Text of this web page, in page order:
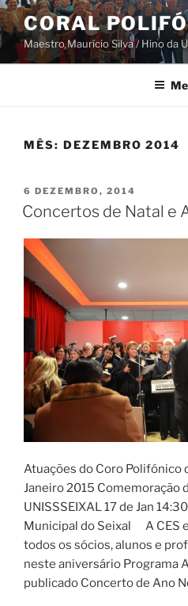
Saltar
para
o
conteúdo
CORAL
Maestro Maurício Silva / Hino da
MÊS: DEZEMBRO 2014
PUBLICADO
EM
6 DEZEMBRO, 2014
Concertos de Natal e
Atuações do Coro Polifónico
Janeiro 2015 Comemoração
UNISSSEIXAL 17 de Jan
Municipal do Seixal A CES
todos os sócios, alunos e
neste aniversário Programa
publicado Concerto de